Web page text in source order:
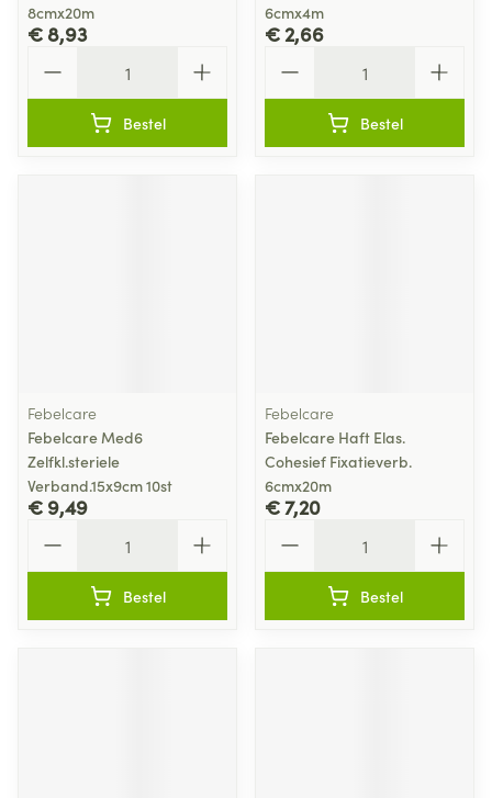
8cmx20m
€ 8,93
Bestel
6cmx4m
€ 2,66
Bestel
Febelcare
Febelcare Med6
Zelfkl.steriele
Verband.15x9cm 10st
€ 9,49
Bestel
Febelcare
Febelcare Haft Elas.
Cohesief Fixatieverb.
6cmx20m
€ 7,20
Bestel